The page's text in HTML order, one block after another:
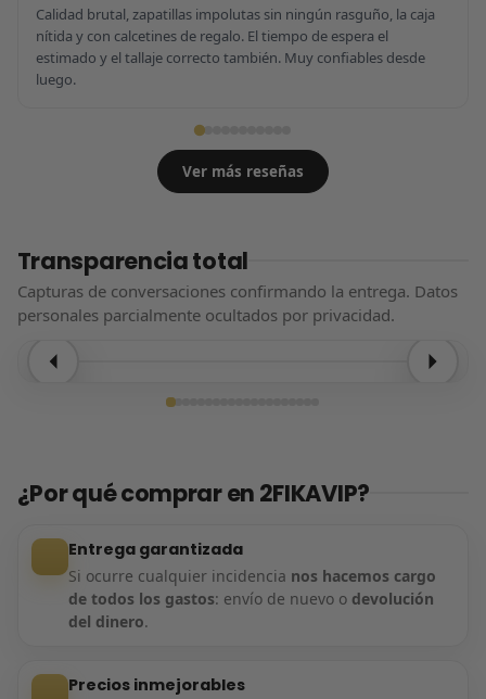
Calidad brutal, zapatillas impolutas sin ningún rasguño, la caja
nítida y con calcetines de regalo. El tiempo de espera el
estimado y el tallaje correcto también. Muy confiables desde
luego.
Ver más reseñas
Transparencia total
Capturas de conversaciones confirmando la entrega. Datos
personales parcialmente ocultados por privacidad.
¿Por qué comprar en 2FIKAVIP?
Entrega garantizada
Si ocurre cualquier incidencia nos hacemos cargo
de todos los gastos: envío de nuevo o devolución
del dinero.
Precios inmejorables